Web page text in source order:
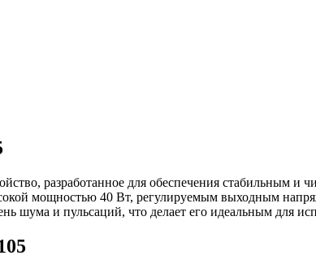
разработанное для обеспечения стабильным и
мощностью 40 Вт, регулируемым выходным
шума и пульсаций, что делает его идеальным для